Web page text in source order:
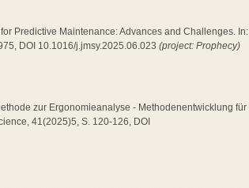
Predictive Maintenance: Advances and Challenges. In:
DOI 10.1016/j.jmsy.2025.06.023(project: Prophecy)
zur Ergonomieanalyse - Methodenentwicklung für
41(2025)5, S. 120-126, DOI